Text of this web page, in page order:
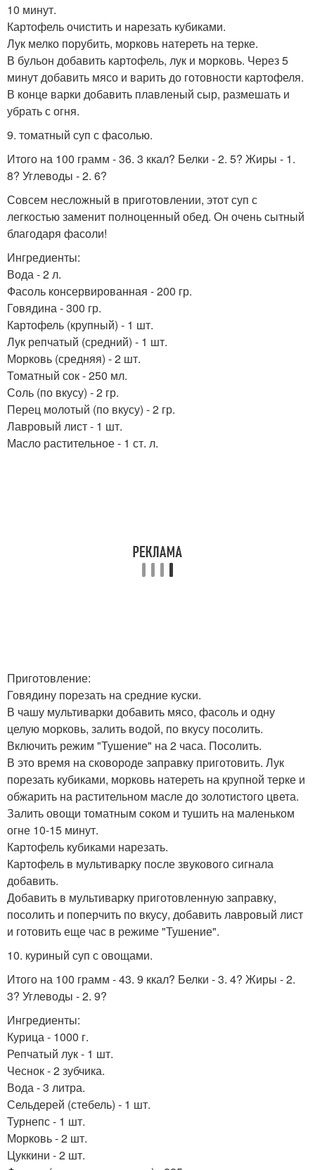
10 минут.
Картофель очистить и нарезать кубиками.
Лук мелко порубить, морковь натереть на терке.
В бульон добавить картофель, лук и морковь. Через 5
минут добавить мясо и варить до готовности картофеля.
В конце варки добавить плавленый сыр, размешать и
убрать с огня.
9. томатный суп с фасолью.
Итого на 100 грамм - 36. 3 ккал? Белки - 2. 5? Жиры - 1.
8? Углеводы - 2. 6?
Совсем несложный в приготовлении, этот суп с
легкостью заменит полноценный обед. Он очень сытный
благодаря фасоли!
Ингредиенты:
Вода - 2 л.
Фасоль консервированная - 200 гр.
Говядина - 300 гр.
Картофель (крупный) - 1 шт.
Лук репчатый (средний) - 1 шт.
Морковь (средняя) - 2 шт.
Томатный сок - 250 мл.
Соль (по вкусу) - 2 гр.
Перец молотый (по вкусу) - 2 гр.
Лавровый лист - 1 шт.
Масло растительное - 1 ст. л.
Приготовление:
Говядину порезать на средние куски.
В чашу мультиварки добавить мясо, фасоль и одну
целую морковь, залить водой, по вкусу посолить.
Включить режим "Тушение" на 2 часа. Посолить.
В это время на сковороде заправку приготовить. Лук
порезать кубиками, морковь натереть на крупной терке и
обжарить на растительном масле до золотистого цвета.
Залить овощи томатным соком и тушить на маленьком
огне 10-15 минут.
Картофель кубиками нарезать.
Картофель в мультиварку после звукового сигнала
добавить.
Добавить в мультиварку приготовленную заправку,
посолить и поперчить по вкусу, добавить лавровый лист
и готовить еще час в режиме "Тушение".
10. куриный суп с овощами.
Итого на 100 грамм - 43. 9 ккал? Белки - 3. 4? Жиры - 2.
3? Углеводы - 2. 9?
Ингредиенты:
Курица - 1000 г.
Репчатый лук - 1 шт.
Чеснок - 2 зубчика.
Вода - 3 литра.
Сельдерей (стебель) - 1 шт.
Турнепс - 1 шт.
Морковь - 2 шт.
Цуккини - 2 шт.